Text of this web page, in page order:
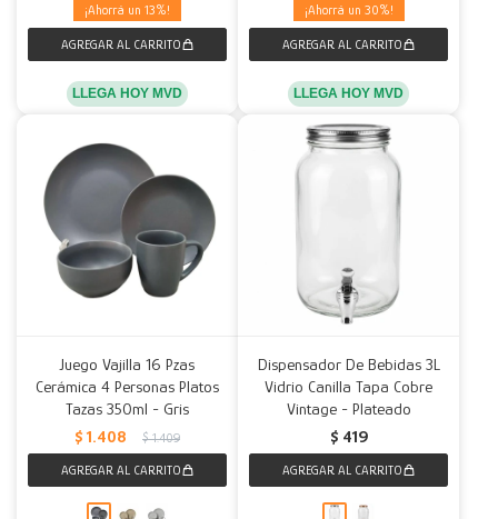
13
LLEGA HOY MVD
30
LLEGA HOY MVD
Juego Vajilla 16 Pzas
Cerámica 4 Personas Platos
Tazas 350ml - Gris
$ 1.408 $ 1.409
Dispensador De Bebidas 3L
Vidrio Canilla Tapa Cobre
Vintage - Plateado
$ 419